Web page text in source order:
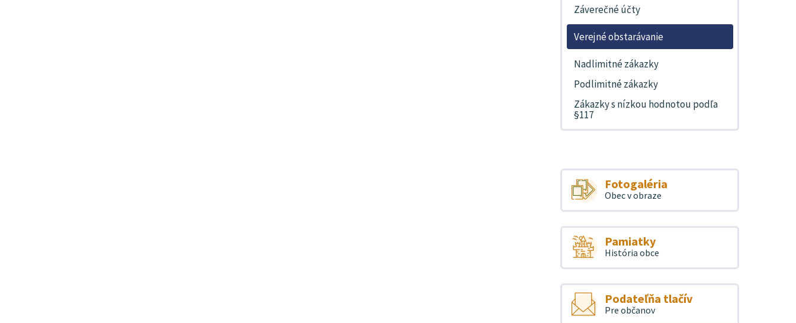
Záverečné účty
Verejné obstarávanie
Nadlimitné zákazky
Podlimitné zákazky
Zákazky s nízkou hodnotou podľa
§117
Fotogaléria
Obec v obraze
Pamiatky
História obce
Podateľňa tlačív
Pre občanov